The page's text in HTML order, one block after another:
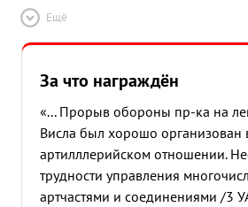
Ещё
За что награждён
«... Прорыв обороны пр-ка на
Висла был хорошо организован
артилллерийском отношении.
трудности управления
артчастями и соединениями /3